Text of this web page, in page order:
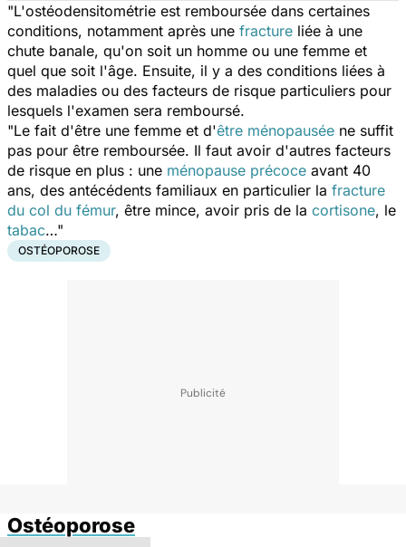
"L'ostéodensitométrie est remboursée dans certaines
conditions, notamment après une fracture liée à une
chute banale, qu'on soit un homme ou une femme et
quel que soit l'âge. Ensuite, il y a des conditions liées à
des maladies ou des facteurs de risque particuliers pour
lesquels l'examen sera remboursé.
"Le fait d'être une femme et d'être ménopausée ne suffit
pas pour être remboursée. Il faut avoir d'autres facteurs
de risque en plus : une ménopause précoce avant 40
ans, des antécédents familiaux en particulier la fracture
du col du fémur, être mince, avoir pris de la cortisone, le
tabac…"
OSTÉOPOROSE
Ostéoporose